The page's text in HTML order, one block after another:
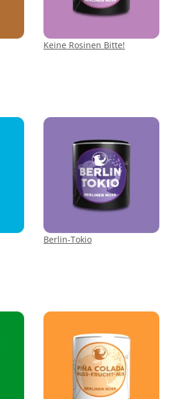
Keine Rosinen Bitte!
Berlin-Tokio